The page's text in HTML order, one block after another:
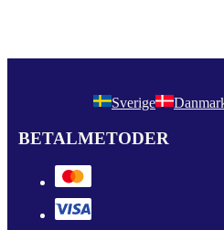
Sverige
BETALMETODER